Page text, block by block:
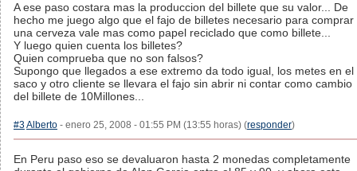
A ese paso costara mas la produccion del billete que su valor... De
hecho me juego algo que el fajo de billetes necesario para comprar
una cerveza vale mas como papel reciclado que como billete...
Y luego quien cuenta los billetes?
Quien comprueba que no son falsos?
Supongo que llegados a ese extremo da todo igual, los metes en el
saco y otro cliente se llevara el fajo sin abrir ni contar como cambio
del billete de 10Millones...
#3Alberto - enero 25, 2008 - 01:55 PM (13:55 horas) (responder)
En Peru paso eso se devaluaron hasta 2 monedas completamente